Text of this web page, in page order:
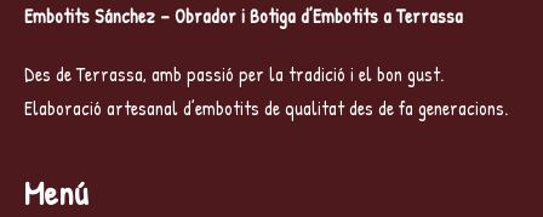
Embotits Sánchez – Obrador i Botiga d’Embotits a Terrassa
Des de Terrassa, amb passió per la tradició i el bon gust.
Elaboració artesanal d’embotits de qualitat des de fa generacions.
Menú